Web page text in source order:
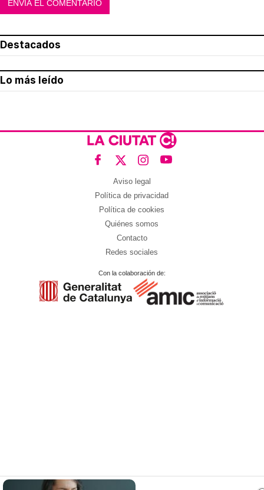
Destacados
Lo más leído
Aviso legal
Política de privacidad
Política de cookies
Quiénes somos
Contacto
Redes sociales
Con la colaboración de: